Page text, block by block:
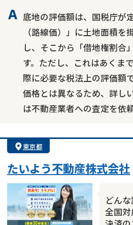
底地の評価額は、国税庁が
（路線価）」に土地面積を
し、そこから「借地権割合
す。ただし、これはあくま
際に必要な税法上の評価額
価格とは異なるため、詳し
は不動産業者への査定を依
東京都
たいよう不動産株式会社
どん
全国